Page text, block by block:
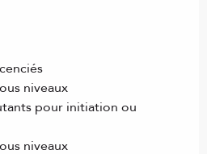
niveaux
pour initiation ou
niveaux